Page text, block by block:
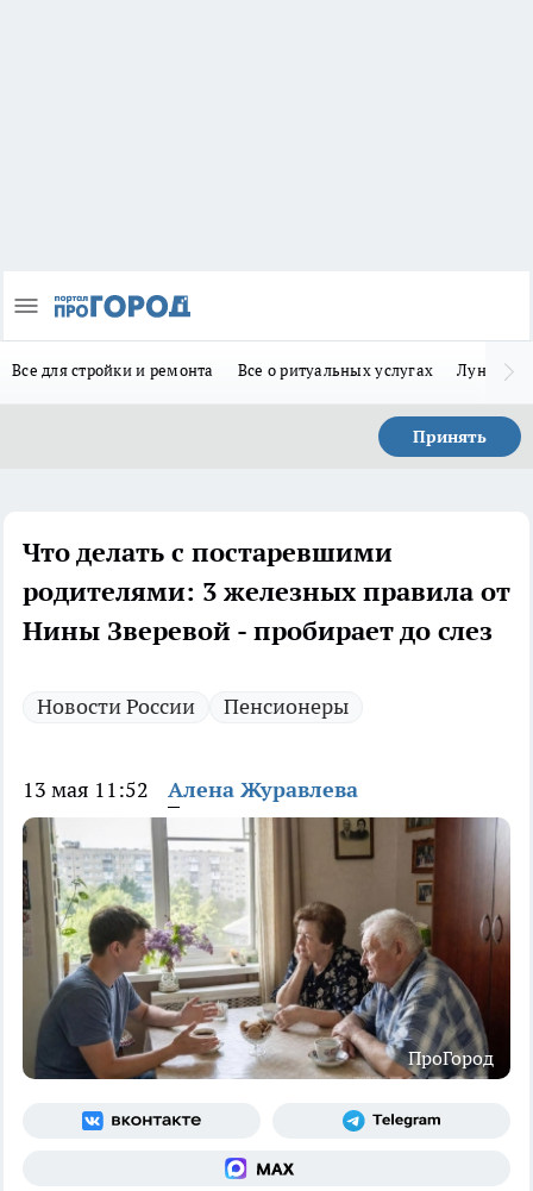
Все для стройки и ремонта Все о ритуальных услугах Лунно-
Принять
Что делать с постаревшими
родителями: 3 железных правила от
Нины Зверевой - пробирает до слез
Новости России Пенсионеры
13 мая 11:52 Алена Журавлева
ПроГород